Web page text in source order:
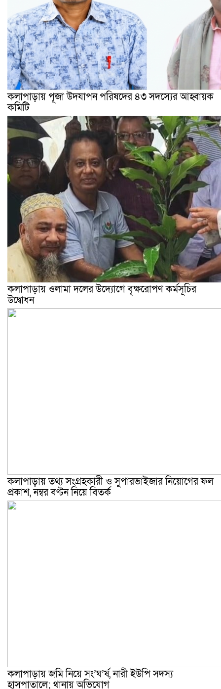
কলাপাড়ায় পূজা উদযাপন পরিষদের ৪৩ সদস্যের আহ্বায়ক
কমিটি
কলাপাড়ায় ওলামা দলের উদ্যোগে বৃক্ষরোপণ কর্মসূচির
উদ্বোধন
কলাপাড়ায় তথ্য সংগ্রহকারী ও সুপারভাইজার নিয়োগের ফল
প্রকাশ, নম্বর বণ্টন নিয়ে বিতর্ক
কলাপাড়ায় জমি নিয়ে সং’ঘ’র্ষ, নারী ইউপি সদস্য
হাসপাতালে; থানায় অভিযোগ